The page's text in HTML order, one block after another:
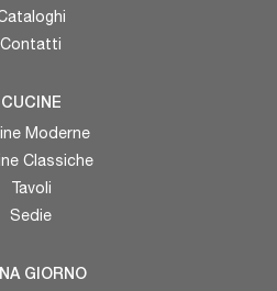
Contatti
CUCINE
Moderne
Classiche
Tavoli
Sedie
GIORNO